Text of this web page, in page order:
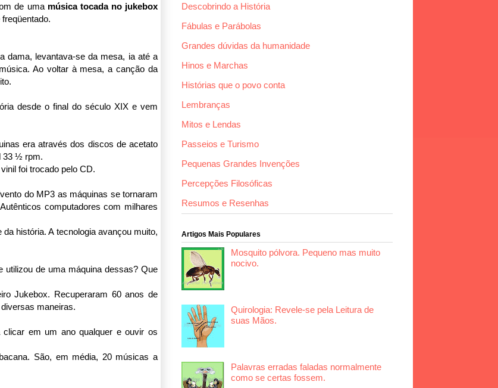
de uma música tocada no jukebox
dama, levantava-se da mesa, ia até a
Ao voltar à mesa, a canção da
desde o final do século XIX e vem
era através dos discos de acetato
33 ½ rpm.
foi trocado pelo CD.
do MP3 as máquinas se tornaram
computadores com milhares
história. A tecnologia avançou muito,
utilizou de uma máquina dessas? Que
Jukebox. Recuperaram 60 anos de
maneiras.
clicar em um ano qualquer e ouvir os
São, em média, 20 músicas a
Descobrindo a História
Fábulas e Parábolas
Grandes dúvidas da humanidade
Hinos e Marchas
Histórias que o povo conta
Lembranças
Mitos e Lendas
Passeios e Turismo
Pequenas Grandes Invenções
Percepções Filosóficas
Resumos e Resenhas
Artigos Mais Populares
Mosquito pólvora. Pequeno mas muito
nocivo.
Quirologia: Revele-se pela Leitura de
suas Mãos.
Palavras erradas faladas normalmente
como se certas fossem.